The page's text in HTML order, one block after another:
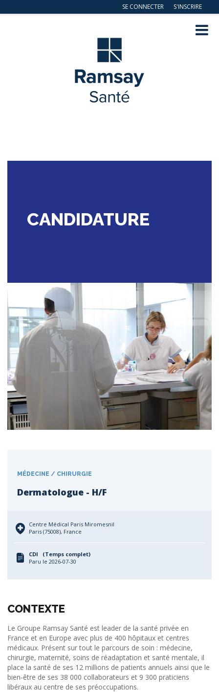
SE CONNECTER S'INSCRIRE
Navig
CANDIDATURE
MÉDECINE / CHIRURGIE
Dermatologue - H/F
Centre Médical Paris Miromesnil
Paris (75008), France
CDI (Temps complet)
Paru le 2026-07-30
CONTEXTE
Le Groupe Ramsay Santé est leader de la santé privée en
France et en Europe avec plus de 400 hôpitaux et centres
médicaux. Présent sur tout le parcours de soin : médecine,
chirurgie, maternité, soins de réadaptation et santé mentale, il
place la santé de ses 12 millions de patients annuels ainsi que le
bien-être de ses 38 000 collaborateurs et 9 300 praticiens
libéraux au centre de ses préoccupations.